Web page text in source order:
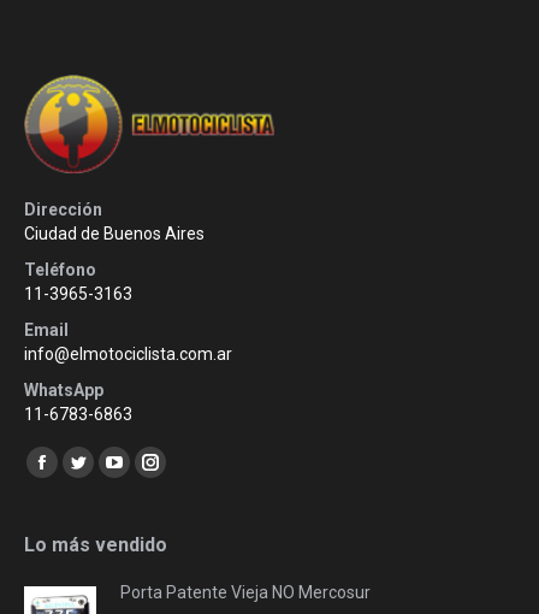
Dirección
Ciudad de Buenos Aires
Teléfono
11-3965-3163
Email
info@elmotociclista.com.ar
WhatsApp
11-6783-6863
Encuéntranos en:
Facebook
opens
new
Twitter
opens
new
YouTube
opens
new
Instagram
opens
new
Lo más vendido
Porta Patente Vieja NO Mercosur